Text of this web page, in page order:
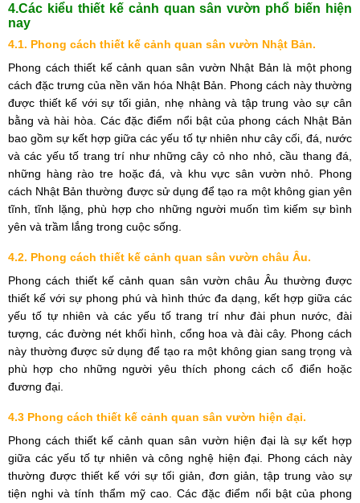
4.Các kiểu thiết kế cảnh quan sân vườn phổ biến hiện
nay
4.1. Phong cách thiết kế cảnh quan sân vườn Nhật Bản.
Phong cách thiết kế cảnh quan sân vườn Nhật Bản là một phong
cách đặc trưng của nền văn hóa Nhật Bản. Phong cách này thường
được thiết kế với sự tối giản, nhẹ nhàng và tập trung vào sự cân
bằng và hài hòa. Các đặc điểm nổi bật của phong cách Nhật Bản
bao gồm sự kết hợp giữa các yếu tố tự nhiên như cây cối, đá, nước
và các yếu tố trang trí như những cây cỏ nho nhỏ, cầu thang đá,
những hàng rào tre hoặc đá, và khu vực sân vườn nhỏ. Phong
cách Nhật Bản thường được sử dụng để tạo ra một không gian yên
tĩnh, tĩnh lặng, phù hợp cho những người muốn tìm kiếm sự bình
yên và trầm lắng trong cuộc sống.
4.2. Phong cách thiết kế cảnh quan sân vườn châu Âu.
Phong cách thiết kế cảnh quan sân vườn châu Âu thường được
thiết kế với sự phong phú và hình thức đa dạng, kết hợp giữa các
yếu tố tự nhiên và các yếu tố trang trí như đài phun nước, đài
tượng, các đường nét khối hình, cổng hoa và đài cây. Phong cách
này thường được sử dụng để tạo ra một không gian sang trọng và
phù hợp cho những người yêu thích phong cách cổ điển hoặc
đương đại.
4.3 Phong cách thiết kế cảnh quan sân vườn hiện đại.
Phong cách thiết kế cảnh quan sân vườn hiện đại là sự kết hợp
giữa các yếu tố tự nhiên và công nghệ hiện đại. Phong cách này
thường được thiết kế với sự tối giản, đơn giản, tập trung vào sự
tiện nghi và tính thẩm mỹ cao. Các đặc điểm nổi bật của phong